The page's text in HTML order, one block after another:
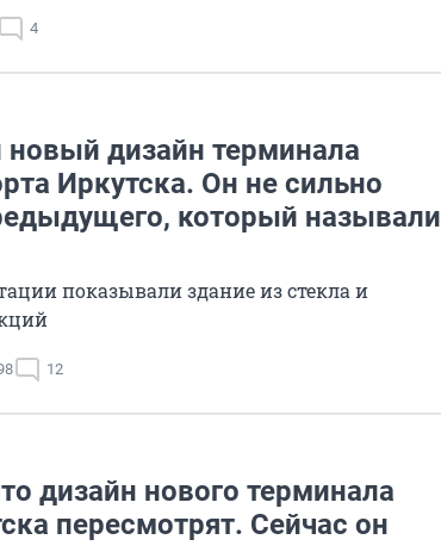
4
новый дизайн терминала
Иркутска. Он не сильно
который называли
показывали здание из стекла и
12
дизайн нового терминала
пересмотрят. Сейчас он